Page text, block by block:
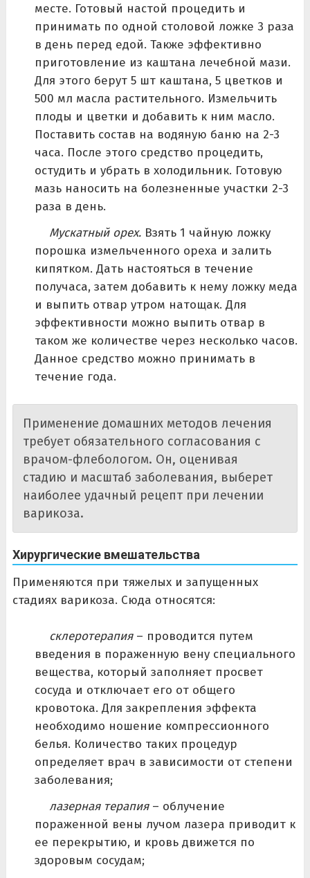
месте. Готовый настой процедить и
принимать по одной столовой ложке 3 раза
в день перед едой. Также эффективно
приготовление из каштана лечебной мази.
Для этого берут 5 шт каштана, 5 цветков и
500 мл масла растительного. Измельчить
плоды и цветки и добавить к ним масло.
Поставить состав на водяную баню на 2-3
часа. После этого средство процедить,
остудить и убрать в холодильник. Готовую
мазь наносить на болезненные участки 2-3
раза в день.
Мускатный орех.Взять 1 чайную ложку
порошка измельченного ореха и залить
кипятком. Дать настояться в течение
получаса, затем добавить к нему ложку меда
и выпить отвар утром натощак. Для
эффективности можно выпить отвар в
таком же количестве через несколько часов.
Данное средство можно принимать в
течение года.
Применение домашних методов лечения
требует обязательного согласования с
врачом-флебологом. Он, оценивая
стадию и масштаб заболевания, выберет
наиболее удачный рецепт при лечении
варикоза.
Хирургические вмешательства
Применяются при тяжелых и запущенных
стадиях варикоза. Сюда относятся:
склеротерапия– проводится путем
введения в пораженную вену специального
вещества, который заполняет просвет
сосуда и отключает его от общего
кровотока. Для закрепления эффекта
необходимо ношение компрессионного
белья. Количество таких процедур
определяет врач в зависимости от степени
заболевания;
лазерная терапия– облучение
пораженной вены лучом лазера приводит к
ее перекрытию, и кровь движется по
здоровым сосудам;